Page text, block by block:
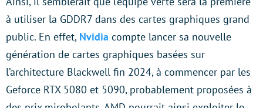
à utiliser la GDDR7 dans des cartes graphiques grand
public. En effet, Nvidia compte lancer sa nouvelle
génération de cartes graphiques basées sur
l’architecture Blackwell fin 2024, à commencer par les
Geforce RTX 5080 et 5090, probablement proposées à